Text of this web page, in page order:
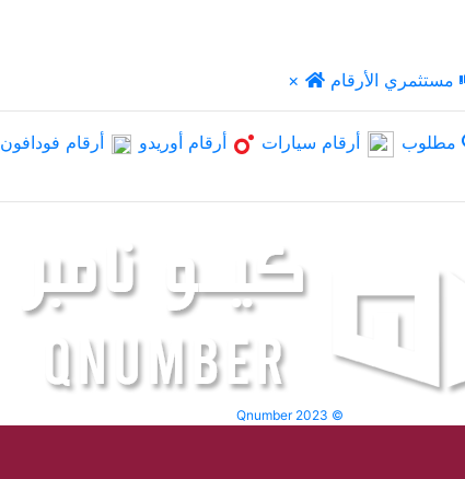
× مستثمري الأرقام
مطلوب أرقام سيارات أرقام أوريدو أرقام فودافون
Qnumber 2023 ©